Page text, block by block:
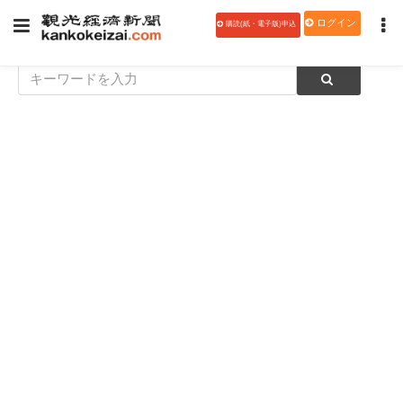
購読(紙・電子版)申込 ログイン